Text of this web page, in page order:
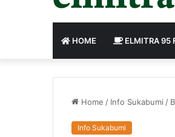
HOME ELMITRA 95
Home / Info Sukabumi /
Info Sukabumi